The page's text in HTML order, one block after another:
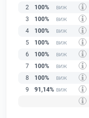
2
100%
3
100%
4
100%
5
100%
6
100%
7
100%
8
100%
9
91,14%